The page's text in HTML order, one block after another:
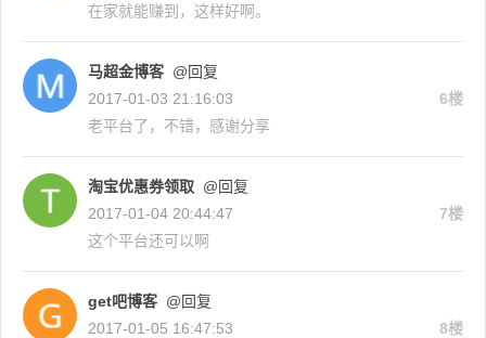
在家就能赚到，这样好啊。
马超金博客 @回复
2017-01-03 21:16:03
6楼
老平台了，不错，感谢分享
淘宝优惠券领取 @回复
2017-01-04 20:44:47
7楼
这个平台还可以啊
get吧博客 @回复
2017-01-05 16:47:53
8楼